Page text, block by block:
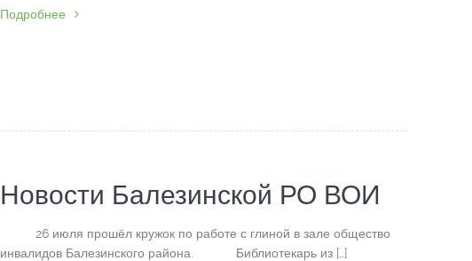
Подробнее
Новости Балезинской РО ВОИ
26 июля прошёл кружок по работе с глиной в зале общество
инвалидов Балезинского района. Библиотекарь из […]